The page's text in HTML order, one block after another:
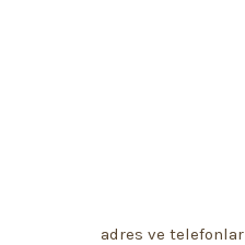
adres ve telefonlar